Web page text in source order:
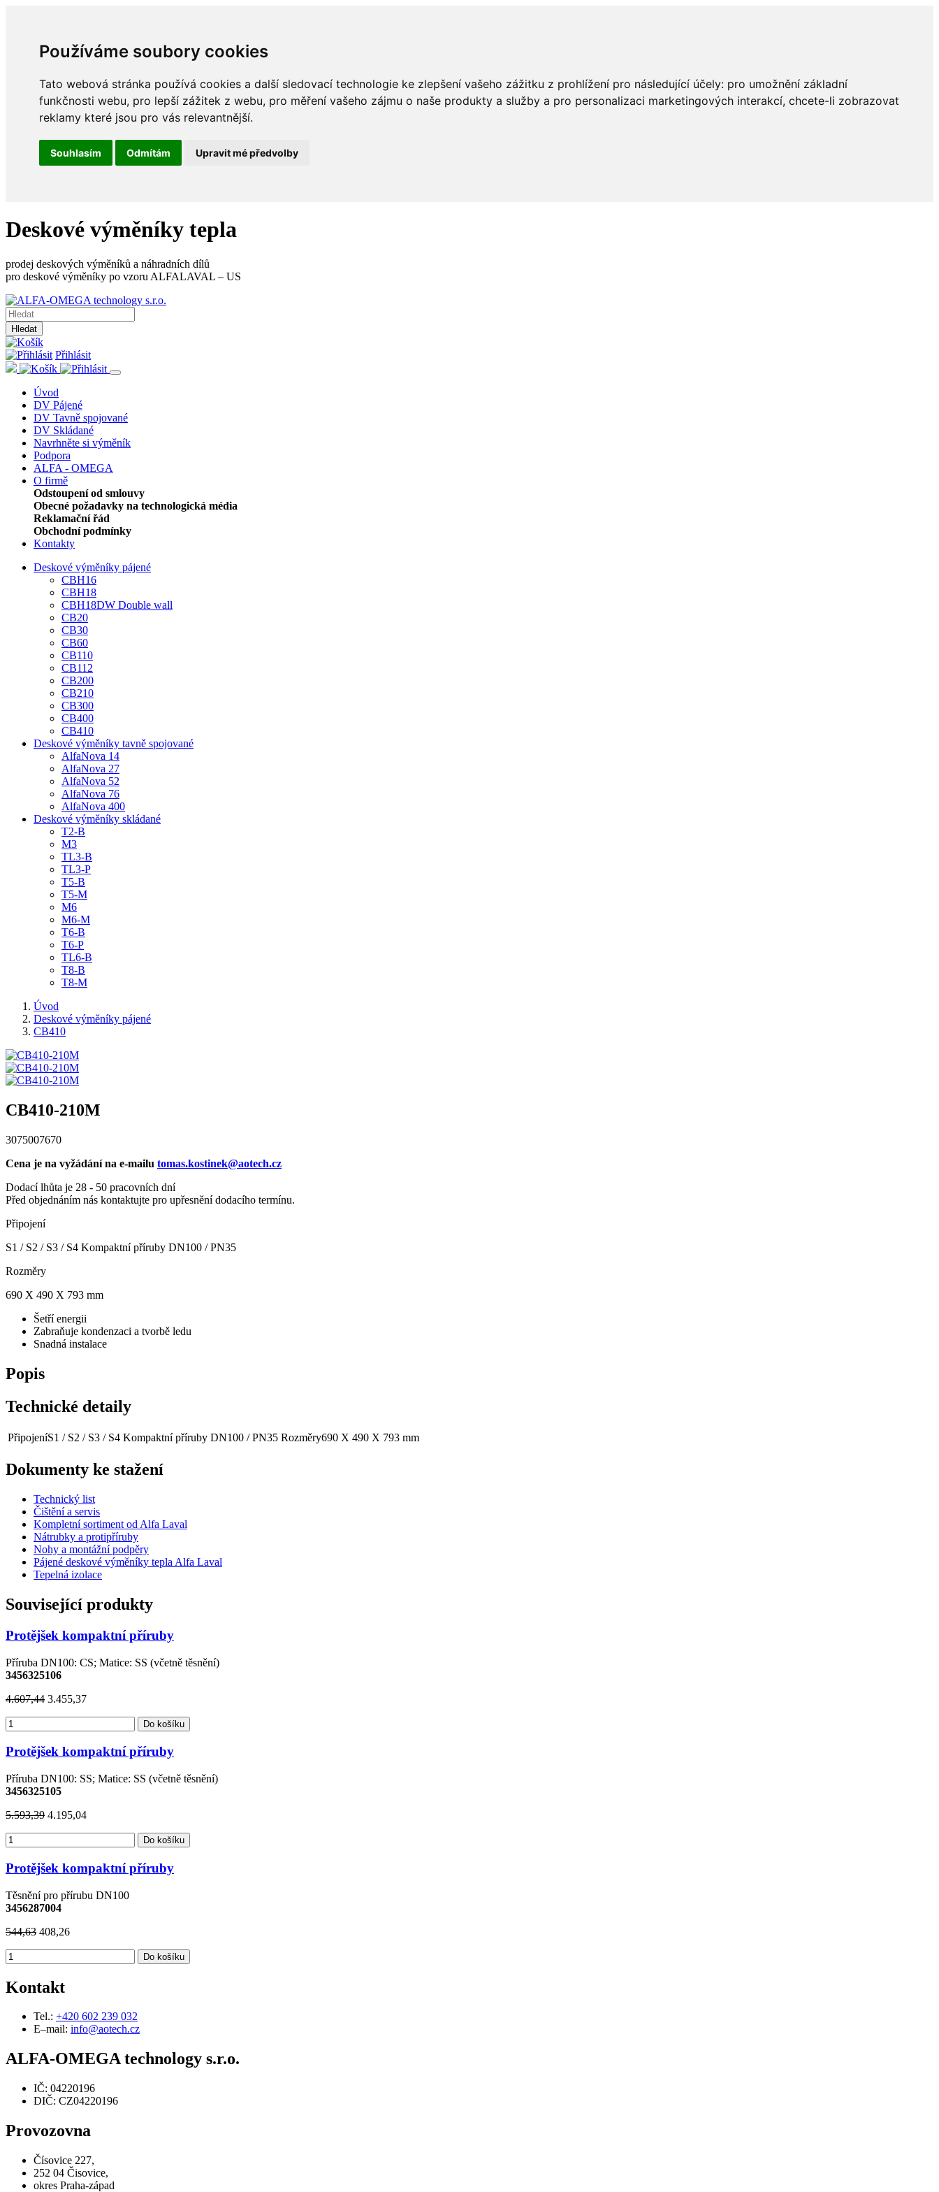
Používáme soubory cookies
Tato webová stránka používá cookies a další sledovací technologie ke zlepšení vašeho zážitku z prohlížení pro následující účely: pro umožnění základní
funkčnosti webu, pro lepší zážitek z webu, pro měření vašeho zájmu o naše produkty a služby a pro personalizaci marketingových interakcí, chcete-li zobrazovat
reklamy které jsou pro vás relevantnější.
Souhlasím Odmítám Upravit mé předvolby
Deskové výměníky tepla
prodej deskových výměníků a náhradních dílů
pro deskové výměníky po vzoru ALFALAVAL – US
Hledat
Přihlásit
Úvod
DV Pájené
DV Tavně spojované
DV Skládané
Navrhněte si výměník
Podpora
ALFA - OMEGA
O firmě
Odstoupení od smlouvy
Obecné požadavky na technologická média
Reklamační řád
Obchodní podmínky
Kontakty
Deskové výměníky pájené
CBH16
CBH18
CBH18DW Double wall
CB20
CB30
CB60
CB110
CB112
CB200
CB210
CB300
CB400
CB410
Deskové výměníky tavně spojované
AlfaNova 14
AlfaNova 27
AlfaNova 52
AlfaNova 76
AlfaNova 400
Deskové výměníky skládané
T2-B
M3
TL3-B
TL3-P
T5-B
T5-M
M6
M6-M
T6-B
T6-P
TL6-B
T8-B
T8-M
Úvod
Deskové výměníky pájené
CB410
CB410-210M
3075007670
Cena je na vyžádání na e-mailu tomas.kostinek@aotech.cz
Dodací lhůta je 28 - 50 pracovních dní
Před objednáním nás kontaktujte pro upřesnění dodacího termínu.
Připojení
S1 / S2 / S3 / S4 Kompaktní příruby DN100 / PN35
Rozměry
690 X 490 X 793 mm
Šetří energii
Zabraňuje kondenzaci a tvorbě ledu
Snadná instalace
Popis
Technické detaily
PřipojeníS1 / S2 / S3 / S4 Kompaktní příruby DN100 / PN35 Rozměry690 X 490 X 793 mm
Dokumenty ke stažení
Technický list
Čištění a servis
Kompletní sortiment od Alfa Laval
Nátrubky a protipříruby
Nohy a montážní podpěry
Pájené deskové výměníky tepla Alfa Laval
Tepelná izolace
Související produkty
Protějšek kompaktní příruby
Příruba DN100: CS; Matice: SS (včetně těsnění)
3456325106
4.607,44 3.455,37
Do košíku
Protějšek kompaktní příruby
Příruba DN100: SS; Matice: SS (včetně těsnění)
3456325105
5.593,39 4.195,04
Do košíku
Protějšek kompaktní příruby
Těsnění pro přírubu DN100
3456287004
544,63 408,26
Do košíku
Kontakt
Tel.: +420 602 239 032
E–mail: info@aotech.cz
ALFA-OMEGA technology s.r.o.
IČ: 04220196
DIČ: CZ04220196
Provozovna
Čísovice 227,
252 04 Čisovice,
okres Praha-západ